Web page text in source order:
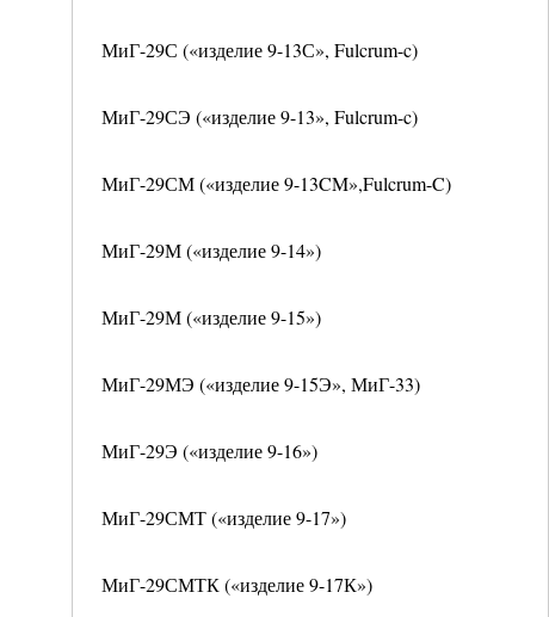
МиГ-29С («изделие 9-13С», Fulcrum-c)
МиГ-29СЭ («изделие 9-13», Fulcrum-c)
МиГ-29СМ («изделие 9-13CM»,Fulcrum-C)
МиГ-29М («изделие 9-14»)
МиГ-29М («изделие 9-15»)
МиГ-29МЭ («изделие 9-15Э», МиГ-33)
МиГ-29Э («изделие 9-16»)
МиГ-29СМТ («изделие 9-17»)
МиГ-29СМТК («изделие 9-17К»)